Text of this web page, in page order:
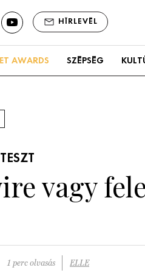
HÍRLEVÉL
AWARDS SZÉPSÉG
vagy
1 perc olvasás ELLE